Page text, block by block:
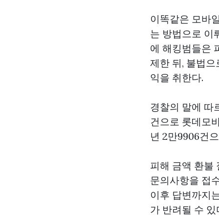
이똑같은 모바
는 방법으로 이
에 해킹범들은
제한 뒤, 불법
익을 취한다.
경찰의 말에 따
건으로 롯데모
년 2만9906건
피해 금액 환불
문의사항을 접
이후 답변까지
가 반려될 수 있